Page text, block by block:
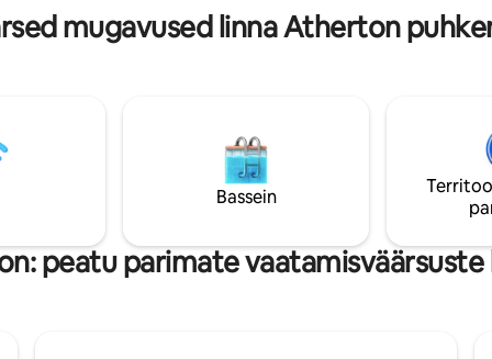
maailmapärandi
Maalani rahvuspargiga.
finch. Mammalide hulka
kängurud ja Herberti jõgi
Ringtail Possums.
maastikule ja jõele. Välikamin ja
muudavad selle ideaalseks
mugavused linna Atherton
Bassein
peatu parimate vaatamisväärsuste